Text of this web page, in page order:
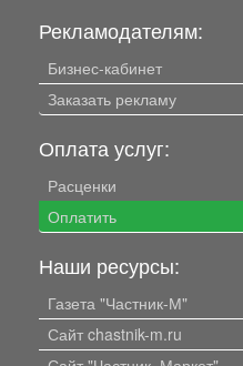
Рекламодателям:
Бизнес-кабинет
Заказать рекламу
Оплата услуг:
Расценки
Оплатить
Наши ресурсы:
Газета "Частник-М"
Сайт chastnik-m.ru